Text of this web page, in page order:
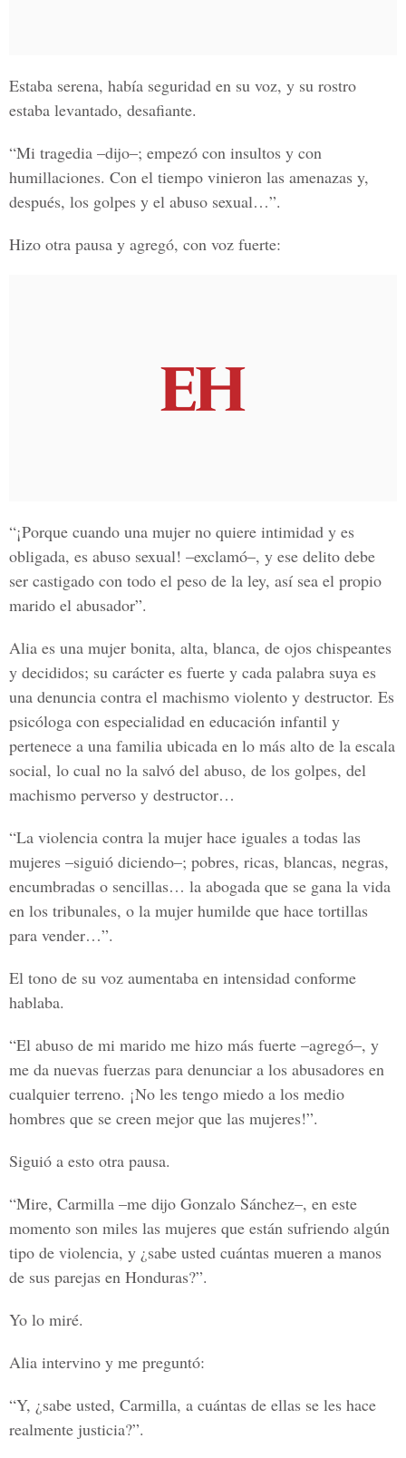
Estaba serena, había seguridad en su voz, y su rostro
estaba levantado, desafiante.
“Mi tragedia –dijo–; empezó con insultos y con
humillaciones. Con el tiempo vinieron las amenazas y,
después, los golpes y el abuso sexual…”.
Hizo otra pausa y agregó, con voz fuerte:
“¡Porque cuando una mujer no quiere intimidad y es
obligada, es abuso sexual! –exclamó–, y ese delito debe
ser castigado con todo el peso de la ley, así sea el propio
marido el abusador”.
Alia es una mujer bonita, alta, blanca, de ojos chispeantes
y decididos; su carácter es fuerte y cada palabra suya es
una denuncia contra el machismo violento y destructor. Es
psicóloga con especialidad en educación infantil y
pertenece a una familia ubicada en lo más alto de la escala
social, lo cual no la salvó del abuso, de los golpes, del
machismo perverso y destructor…
“La violencia contra la mujer hace iguales a todas las
mujeres –siguió diciendo–; pobres, ricas, blancas, negras,
encumbradas o sencillas… la abogada que se gana la vida
en los tribunales, o la mujer humilde que hace tortillas
para vender…”.
El tono de su voz aumentaba en intensidad conforme
hablaba.
“El abuso de mi marido me hizo más fuerte –agregó–, y
me da nuevas fuerzas para denunciar a los abusadores en
cualquier terreno. ¡No les tengo miedo a los medio
hombres que se creen mejor que las mujeres!”.
Siguió a esto otra pausa.
“Mire, Carmilla –me dijo Gonzalo Sánchez–, en este
momento son miles las mujeres que están sufriendo algún
tipo de violencia, y ¿sabe usted cuántas mueren a manos
de sus parejas en Honduras?”.
Yo lo miré.
Alia intervino y me preguntó:
“Y, ¿sabe usted, Carmilla, a cuántas de ellas se les hace
realmente justicia?”.